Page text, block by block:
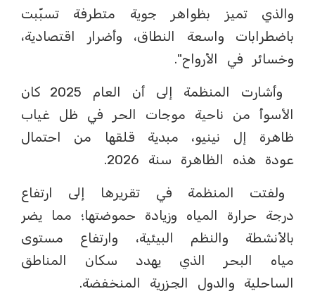
والذي تميز بظواهر جوية متطرفة تسبّبت
باضطرابات واسعة النطاق، وأضرار اقتصادية،
وخسائر في الأرواح".
وأشارت المنظمة إلى أن العام 2025 كان
الأسوأ من ناحية موجات الحر في ظل غياب
ظاهرة إل نينيو، مبدية قلقها من احتمال
عودة هذه الظاهرة سنة 2026.
ولفتت المنظمة في تقريرها إلى ارتفاع
درجة حرارة المياه وزيادة حموضتها؛ مما يضر
بالأنشطة والنظم البيئية، وارتفاع مستوى
مياه البحر الذي يهدد سكان المناطق
الساحلية والدول الجزرية المنخفضة.